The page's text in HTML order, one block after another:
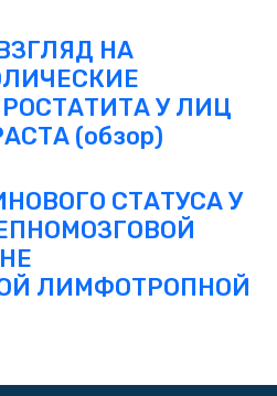
НА
У ЛИЦ
(обзор)
СТАТУСА У
ЛИМФОТРОПНОЙ